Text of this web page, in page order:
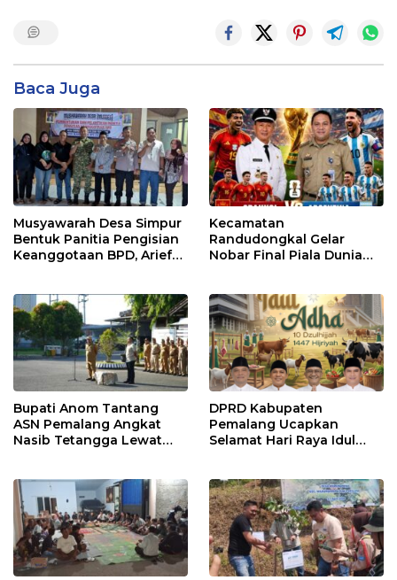
Baca Juga
Musyawarah Desa Simpur
Bentuk Panitia Pengisian
Keanggotaan BPD, Arief
Kecamatan
Randudongkal Gelar
Nobar Final Piala Dunia
Bupati Anom Tantang
ASN Pemalang Angkat
Nasib Tetangga Lewat
DPRD Kabupaten
Pemalang Ucapkan
Selamat Hari Raya Idul